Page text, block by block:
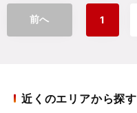
前へ 1
近くのエリアから探す